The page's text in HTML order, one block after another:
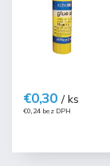
€0,24 bez DPH
€0,30 / ks